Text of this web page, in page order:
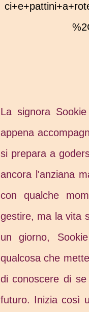
La signora
appena
si prepara a
ancora l'anziana
con qualche
gestire, ma la vita
un giorno,
qualcosa che
di conoscere di
futuro. Inizia così